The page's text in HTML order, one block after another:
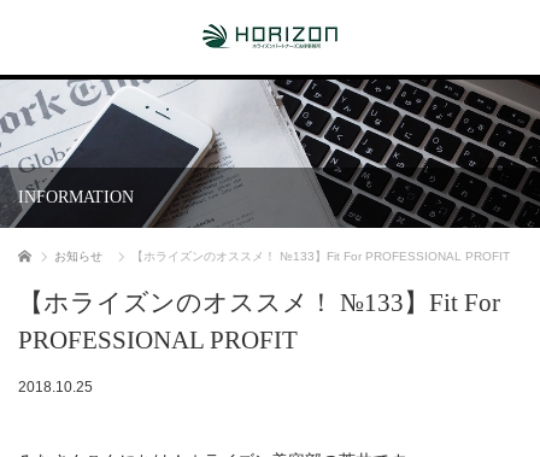
INFORMATION
ホーム お知らせ 【ホライズンのオススメ！ №133】Fit For PROFESSIONAL PROFIT
【ホライズンのオススメ！ №133】Fit For
PROFESSIONAL PROFIT
2018.10.25